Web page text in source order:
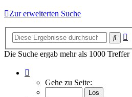
Zur erweiterten Suche
Suche
Die Suche ergab mehr als 1000 Treffer
von
Gehe zu Seite: